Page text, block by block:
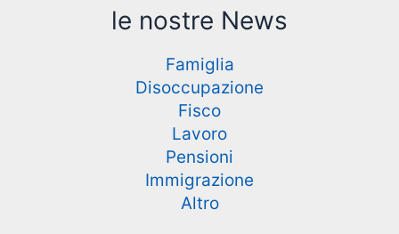
le nostre News
Famiglia
Disoccupazione
Fisco
Lavoro
Pensioni
Immigrazione
Altro